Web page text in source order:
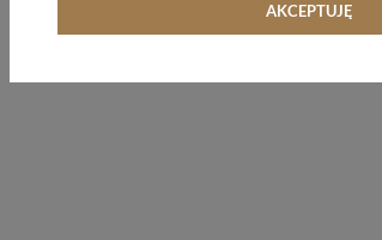
Twoje dane osobowe możemy
zgodnie z naszymi poleceniami.
AKCEPTUJĘ